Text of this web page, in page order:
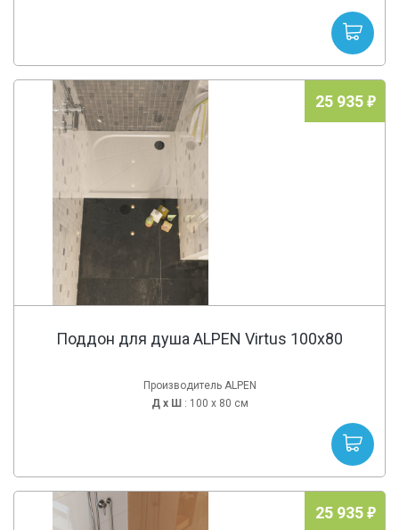
25 935
Поддон для душа ALPEN Virtus 100x80
Производитель ALPEN
Д х Ш : 100 x 80 см
25 935